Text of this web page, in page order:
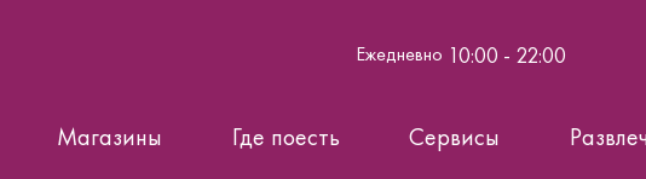
Ежедневно 10:00 - 22:00
Магазины Где поесть Сервисы